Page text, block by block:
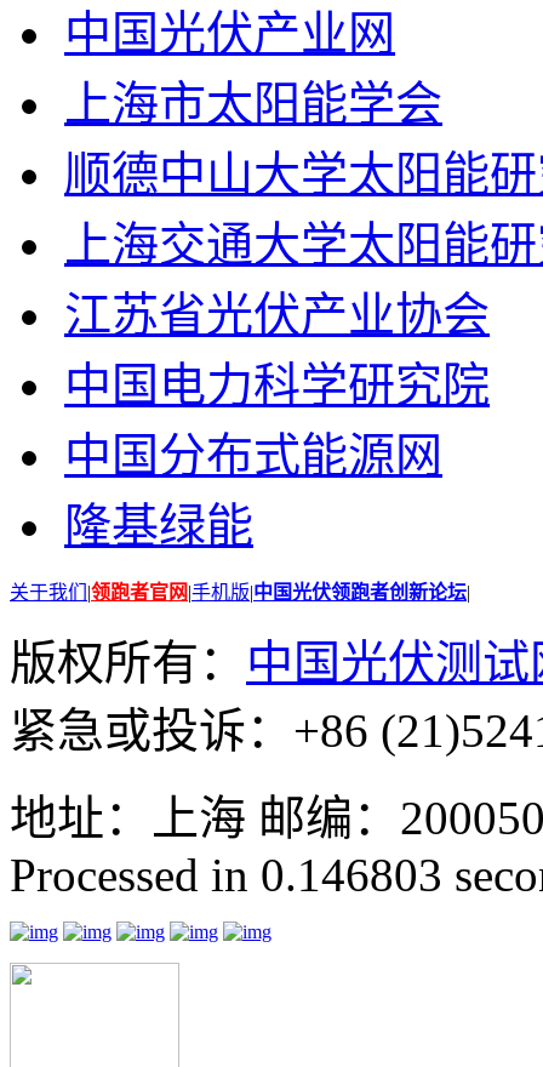
中国光伏产业网
上海市太阳能学会
顺德中山大学太阳能
上海交通大学太阳能
江苏省光伏产业协会
中国电力科学研究院
中国分布式能源网
隆基绿能
关于我们 |领跑者官网|手机版|中国光伏领跑者创新论坛|
版权所有： 中国光伏测试
紧急或投诉：+86
地址：上海 邮编：
Processed in 0.146803